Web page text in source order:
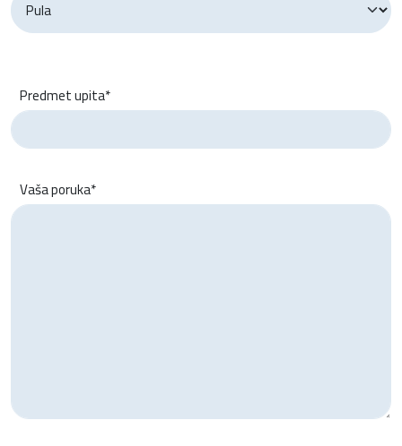
Predmet upita*
Vaša poruka*